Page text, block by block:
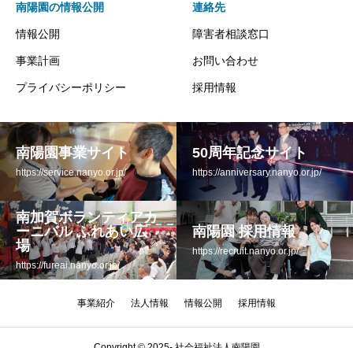
南陽園の情報公開
情報公開
事業計画
プライバシーポリシー
連絡先
障害者相談窓口
お問い合わせ
採用情報
南陽園事業サイト
https://service.nanyo.or.jp/
50周年記念サイト
https://anniversary.nanyo.or.jp/
南加賀ボランティアカ
ーニバル ふれあい広
場
https://fureai.nanyo.or.jp/
南陽園 採用情報
https://recruit.nanyo.or.jp/
事業紹介 法人情報 情報公開 採用情報